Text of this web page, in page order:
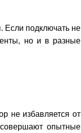
Если подключать не
но и в разные
не избавляется от
опытные